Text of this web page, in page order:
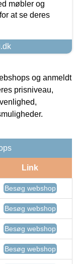
møbler og
at se deres
og anmeldt
prisniveau,
Link
Besøg webshop
Besøg webshop
Besøg webshop
Besøg webshop